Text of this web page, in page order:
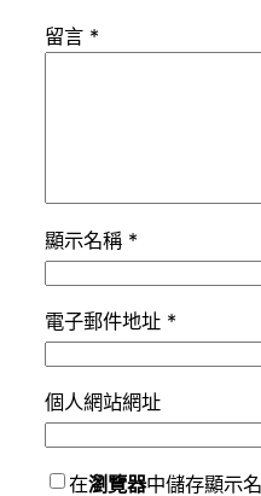
留言 *
顯示名稱 *
電子郵件地址 *
個人網站網址
在瀏覽器中儲存顯示